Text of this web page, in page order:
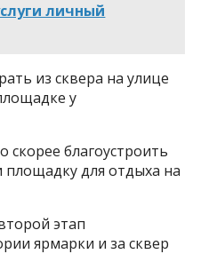
личный
из сквера на улице
у
скорее благоустроить
площадку для отдыха на
этап
ярмарки и за сквер